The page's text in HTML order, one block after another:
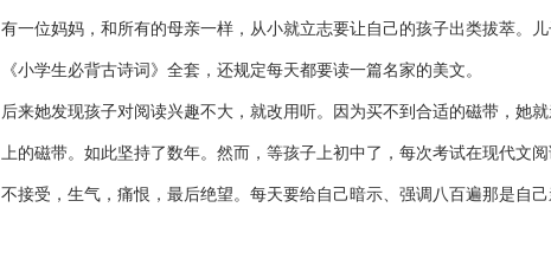
有一位妈妈，和所有的母亲一样，从小就立志要让自己的孩子出类拔萃。
《小学生必背古诗词》全套，还规定每天都要读一篇名家的美文。
后来她发现孩子对阅读兴趣不大，就改用听。因为买不到合适的磁带，她
上的磁带。如此坚持了数年。 然而，等孩子上初中了，每次考试在现代文阅
不接受，生气，痛恨，最后绝望。每天要给自己暗示、强调八百遍那是自